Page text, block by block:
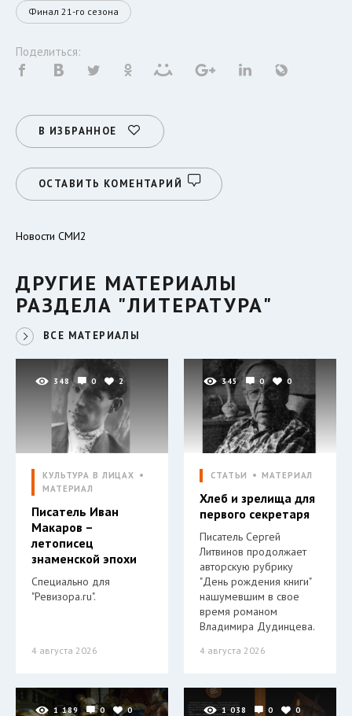
Финал 21-го сезона
Поделиться:
В ИЗБРАННОЕ
ОСТАВИТЬ КОМЕНТАРИЙ
Новости СМИ2
ДРУГИЕ МАТЕРИАЛЫ
РАЗДЕЛА "ЛИТЕРАТУРА"
ВСЕ МАТЕРИАЛЫ
348 0 2
КУЛЬТУРА В ЛИЦАХ
МАТЕРИАЛ
Писатель Иван
Макаров –
летописец
знаменской эпохи
Специально для
"Ревизора.ru".
4 августа 2026
345 0 0
СТАТЬИ МАТЕРИАЛ
Хлеб и зрелища для
первого секретаря
Писатель Сергей
Литвинов продолжает
авторскую рубрику
"День рождения книги"
нашумевшим в свое
время романом
Владимира Дудинцева.
4 августа 2026
1 189 0 0 1 038 0 0